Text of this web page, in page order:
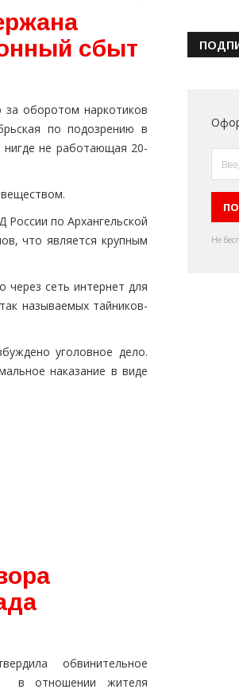
сбыт
за оборотом наркотиков
по подозрению в
нигде не работающая 20-
по Архангельской
что является крупным
сеть интернет для
называемых тайников-
уголовное дело.
наказание в виде
обвинительное
в отношении жителя
Не